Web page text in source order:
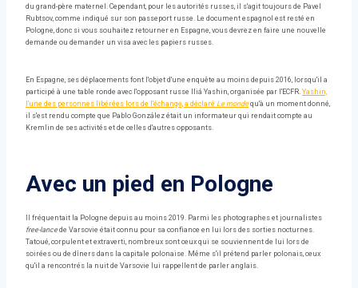
du grand-père maternel. Cependant, pour les autorités russes, il s'agit toujours de Pavel
Rubtsov, comme indiqué sur son passeport russe. Le document espagnol est resté en
Pologne, donc si vous souhaitez retourner en Espagne, vous devrez en faire une nouvelle
demande ou demander un visa avec les papiers russes.
En Espagne, ses déplacements font l'objet d'une enquête au moins depuis 2016, lorsqu'il a
participé à une table ronde avec l'opposant russe Iliá Yashin, organisée par l'ECFR. Yashin,
l'une des personnes libérées lors de l'échange, a déclaré Le mondequ'à un moment donné,
il s'est rendu compte que Pablo González était un informateur qui rendait compte au
Kremlin de ses activités et de celles d'autres opposants.
Avec un pied en Pologne
Il fréquentait la Pologne depuis au moins 2019. Parmi les photographes et journalistes
free-lance de Varsovie était connu pour sa confiance en lui lors des sorties nocturnes.
Tatoué, corpulent et extraverti, nombreux sont ceux qui se souviennent de lui lors de
soirées ou de dîners dans la capitale polonaise. Même s'il prétend parler polonais, ceux
qu'il a rencontrés la nuit de Varsovie lui rappellent de parler anglais.